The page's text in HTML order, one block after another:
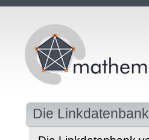
Die